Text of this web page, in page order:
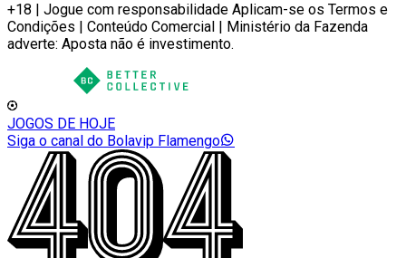
+18 | Jogue com responsabilidade Aplicam-se os Termos e
Condições | Conteúdo Comercial | Ministério da Fazenda
adverte: Aposta não é investimento.
JOGOS DE HOJE
Siga o canal do Bolavip Flamengo